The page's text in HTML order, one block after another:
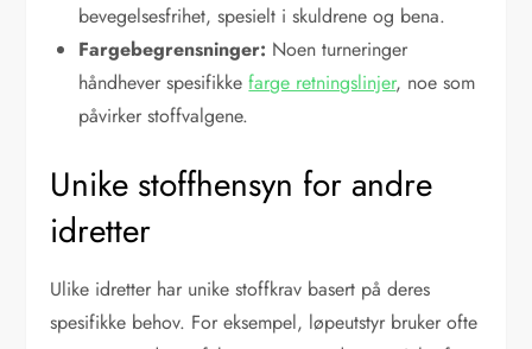
bevegelsesfrihet, spesielt i skuldrene og bena.
Fargebegrensninger: Noen turneringer
håndhever spesifikkefarge retningslinjer, noe som
påvirker stoffvalgene.
Unike stoffhensyn for andre
idretter
Ulike idretter har unike stoffkrav basert på deres
spesifikke behov. For eksempel, løpeutstyr bruker ofte